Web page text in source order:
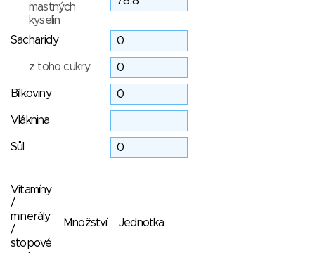
mastných
kyselin
Sacharidy
z toho cukry
Bílkoviny
Vláknina
Sůl
Vitamíny
/
minerály
/
stopové
Množství Jednotka